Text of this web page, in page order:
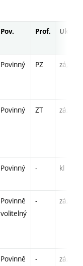
Pov. Prof. Uk.
Povinný PZ zá,zk
Povinný ZT zá,zk
Povinný - kl
Povinně
volitelný
- zá,zk
Povinně
- zá,zk